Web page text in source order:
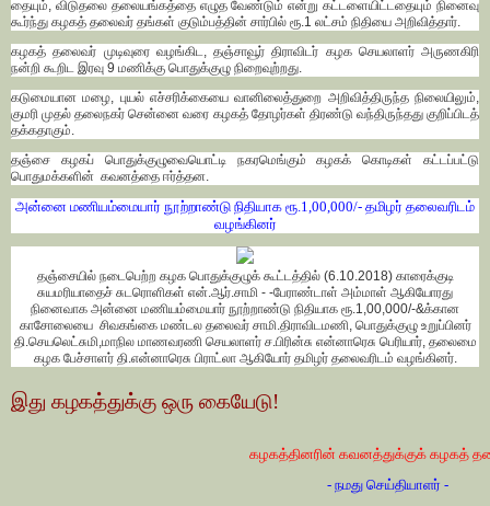
தையும், விடுதலை தலையங்கத்தை எழுத வேண்டும் என்று கட்டளையிட்டதையும் நினைவு
கூர்ந்து கழகத் தலைவர் தங்கள் குடும்பத்தின் சார்பில் ரூ.1 லட்சம் நிதியை அறிவித்தார்.
கழகத் தலைவர் முடிவுரை வழங்கிட, தஞ்சாவூர் திராவிடர் கழக செயலாளர் அருணகிரி
நன்றி கூறிட இரவு 9 மணிக்கு பொதுக்குழு நிறைவுற்றது.
கடுமையான மழை, புயல் எச்சரிக்கையை வானிலைத்துறை அறிவித்திருந்த நிலையிலும்,
குமரி முதல் தலைநகர் சென்னை வரை கழகத் தோழர்கள் திரண்டு வந்திருந்தது குறிப்பிடத்
தக்கதாகும்.
தஞ்சை கழகப் பொதுக்குழுவையொட்டி நகரமெங்கும் கழகக் கொடிகள் கட்டப்பட்டு
பொதுமக்களின் கவனத்தை ஈர்த்தன.
அன்னை மணியம்மையார் நூற்றாண்டு நிதியாக ரூ.1,00,000/- தமிழர் தலைவரிடம்
வழங்கினர்
தஞ்சையில் நடைபெற்ற கழக பொதுக்குழுக் கூட்டத்தில் (6.10.2018) காரைக்குடி
சுயமரியாதைச் சுடரொளிகள் என்.ஆர்.சாமி - -பேராண்டாள் அம்மாள் ஆகியோரது
நினைவாக அன்னை மணியம்மையார் நூற்றாண்டு நிதியாக ரூ.1,00,000/-&க்கான
காசோலையை சிவகங்கை மண்டல தலைவர் சாமி.திராவிடமணி, பொதுக்குழு உறுப்பினர்
தி.செயலெட்சுமி,மாநில மாணவரணி செயலாளர் ச.பிரின்சு என்னாரெசு பெரியார், தலைமை
கழக பேச்சாளர் தி.என்னாரெசு பிராட்லா ஆகியோர் தமிழர் தலைவரிடம் வழங்கினர்.
இது கழகத்துக்கு ஒரு கையேடு!
கழகத்தினரின் கவனத்துக்குக் கழகத்
- நமது செய்தியாளர் -